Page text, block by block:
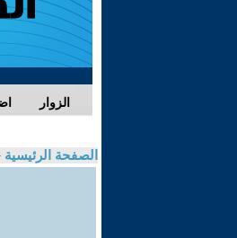
الزوار
الصفحة الرئيسية